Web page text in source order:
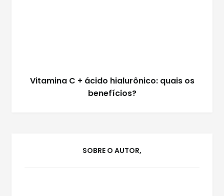
Vitamina C + ácido hialurônico: quais os
benefícios?
SOBRE O AUTOR,